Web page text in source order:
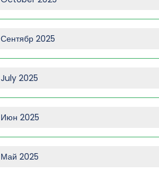
Сентябр 2025
July 2025
Июн 2025
Май 2025